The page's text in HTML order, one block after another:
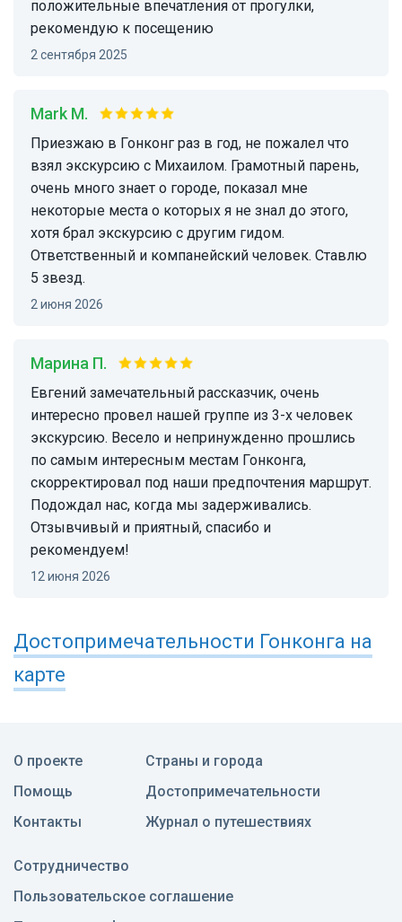
положительные впечатления от прогулки,
рекомендую к посещению
2 сентября 2025
Mark M.
Приезжаю в Гонконг раз в год, не пожалел что
взял экскурсию с Михаилом. Грамотный парень,
очень много знает о городе, показал мне
некоторые места о которых я не знал до этого,
хотя брал экскурсию с другим гидом.
Ответственный и компанейский человек. Ставлю
5 звезд.
2 июня 2026
Марина П.
Евгений замечательный рассказчик, очень
интересно провел нашей группе из 3-х человек
экскурсию. Весело и непринужденно прошлись
по самым интересным местам Гонконга,
скорректировал под наши предпочтения маршрут.
Подождал нас, когда мы задерживались.
Отзывчивый и приятный, спасибо и
рекомендуем!
12 июня 2026
Достопримечательности Гонконга на
карте
О проекте
Помощь
Контакты
Страны и города
Достопримечательности
Журнал о путешествиях
Сотрудничество
Пользовательское соглашение